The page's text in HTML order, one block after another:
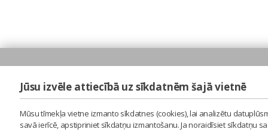
Jūsu izvēle attiecībā uz sīkdatnēm šajā vietnē
Mūsu tīmekļa vietne izmanto sīkdatnes (cookies), lai analizētu
savā ierīcē, apstipriniet sīkdatņu izmantošanu. Ja noraidīsiet sīkdatņu